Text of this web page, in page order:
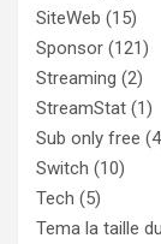
SiteWeb (15)
Sponsor (121)
Streaming (2)
StreamStat (1)
Sub only free
Switch (10)
Tech (5)
Tema la taille